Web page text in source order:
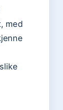
med